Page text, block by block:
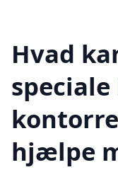
Hvad
speciale
hjælpe